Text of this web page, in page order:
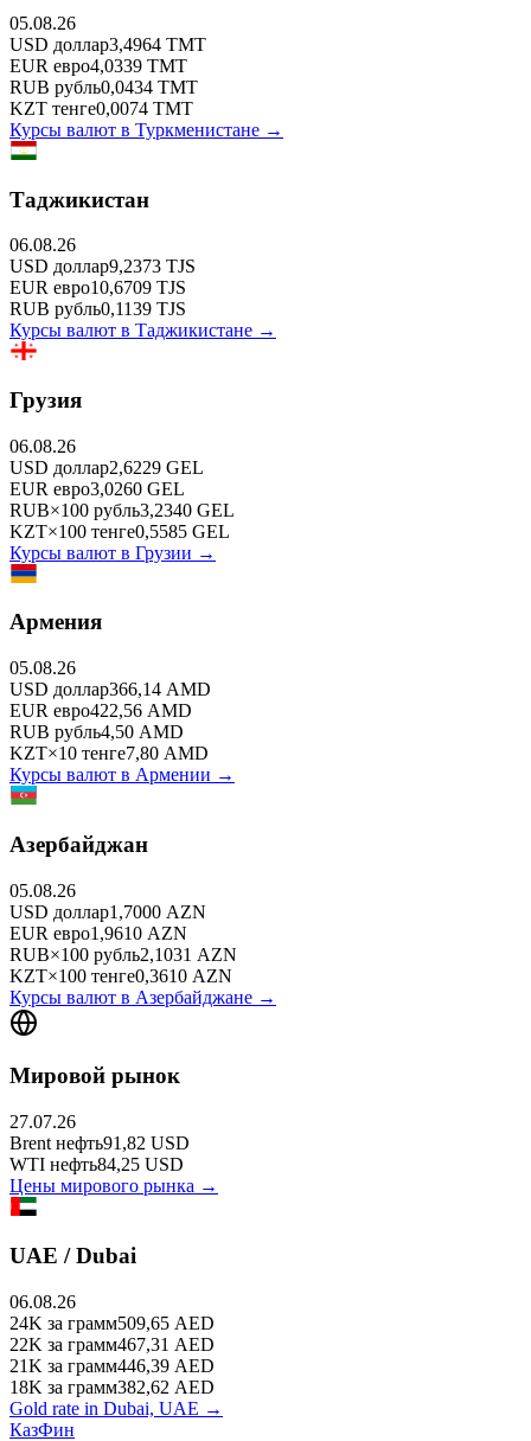
05.08.26
USD доллар3,4964 TMT
EUR евро4,0339 TMT
RUB рубль0,0434 TMT
KZT тенге0,0074 TMT
Курсы валют в Туркменистане →
Таджикистан
06.08.26
USD доллар9,2373 TJS
EUR евро10,6709 TJS
RUB рубль0,1139 TJS
Курсы валют в Таджикистане →
Грузия
06.08.26
USD доллар2,6229 GEL
EUR евро3,0260 GEL
RUB×100 рубль3,2340 GEL
KZT×100 тенге0,5585 GEL
Курсы валют в Грузии →
Армения
05.08.26
USD доллар366,14 AMD
EUR евро422,56 AMD
RUB рубль4,50 AMD
KZT×10 тенге7,80 AMD
Курсы валют в Армении →
Азербайджан
05.08.26
USD доллар1,7000 AZN
EUR евро1,9610 AZN
RUB×100 рубль2,1031 AZN
KZT×100 тенге0,3610 AZN
Курсы валют в Азербайджане →
Мировой рынок
27.07.26
Brent нефть91,82 USD
WTI нефть84,25 USD
Цены мирового рынка →
UAE / Dubai
06.08.26
24K за грамм509,65 AED
22K за грамм467,31 AED
21K за грамм446,39 AED
18K за грамм382,62 AED
Gold rate in Dubai, UAE →
КазФин